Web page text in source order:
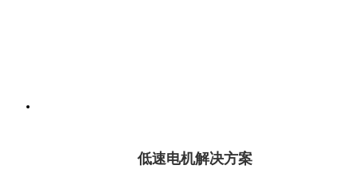
低速电机解决方案